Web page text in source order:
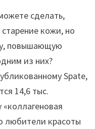
сделать,
кожи, но
повышающую
из них?
Spate,
14,6 тыс.
любители красоты